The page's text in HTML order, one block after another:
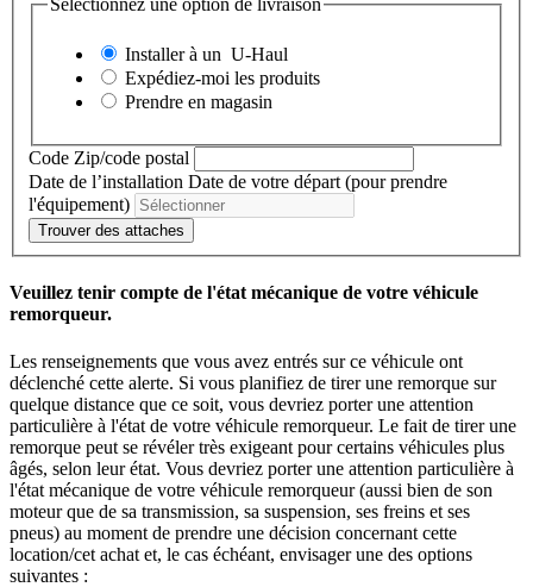
Sélectionnez une option de livraison
Installer à un U-Haul
Expédiez-moi les produits
Prendre en magasin
Code Zip/code postal
Date de l’installation Date de votre départ (pour prendre
l'équipement)
Trouver des attaches
Veuillez tenir compte de l'état mécanique de votre véhicule
remorqueur.
Les renseignements que vous avez entrés sur ce véhicule ont
déclenché cette alerte. Si vous planifiez de tirer une remorque sur
quelque distance que ce soit, vous devriez porter une attention
particulière à l'état de votre véhicule remorqueur. Le fait de tirer une
remorque peut se révéler très exigeant pour certains véhicules plus
âgés, selon leur état. Vous devriez porter une attention particulière à
l'état mécanique de votre véhicule remorqueur (aussi bien de son
moteur que de sa transmission, sa suspension, ses freins et ses
pneus) au moment de prendre une décision concernant cette
location/cet achat et, le cas échéant, envisager une des options
suivantes :